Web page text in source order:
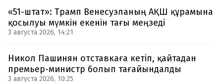
«51-штат»: Трамп Венесуэланың АҚШ құрамына
қосылуы мүмкін екенін тағы меңзеді
3 августа 2026, 14:21
Никол Пашинян отставкаға кетіп, қайтадан
премьер-министр болып тағайындалды
3 августа 2026, 10:25